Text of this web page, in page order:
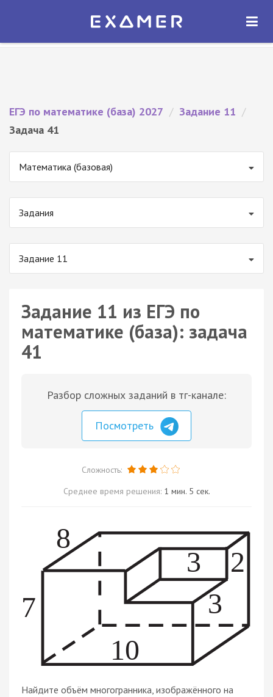
Экзамер — ЕГЭ 2027
ОТКРЫТЬ
ЕГЭ по математике (база) 2027 / Задание 11 /
Задача 41
Математика (базовая)
Задания
Задание 11
Задание 11 из ЕГЭ по
математике (база): задача
41
Разбор сложных заданий в тг-канале:
Посмотреть
Сложность:
Среднее время решения: 1 мин. 5 сек.
Найдите объём многогранника, изображённого на